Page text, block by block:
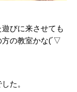
びに来させても
方の教室かな(´▽
た。